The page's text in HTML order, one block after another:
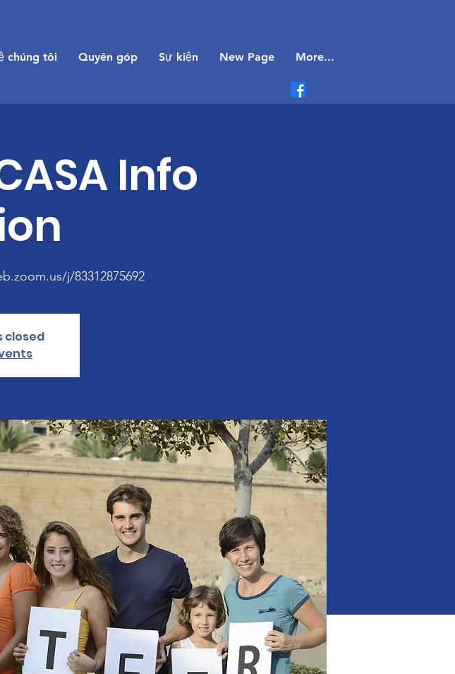
chúng tôi Quyên góp Sự kiện New Page More...
Info
j/83312875692
closed